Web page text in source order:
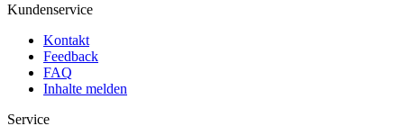
Kundenservice
Kontakt
Feedback
FAQ
Inhalte melden
Service